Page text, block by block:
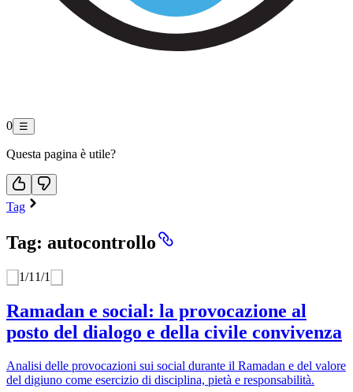
0 ☰
Questa pagina è utile?
Tag
Tag: autocontrollo
1/1 1/1
Ramadan e social: la provocazione al
posto del dialogo e della civile convivenza
Analisi delle provocazioni sui social durante il Ramadan e del valore
del digiuno come esercizio di disciplina, pietà e responsabilità.